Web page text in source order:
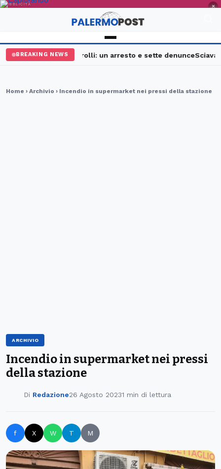
PUBBLICITÀ ×
BREAKING NEWS
Palermo, maxi controlli: un arresto e sette denunceSciavata
Home › Archivio › Incendio in supermarket nei pressi della stazione
ARCHIVIO
Incendio in supermarket nei pressi
della stazione
Di Redazione26 Agosto 20231 min di lettura
f X W T M